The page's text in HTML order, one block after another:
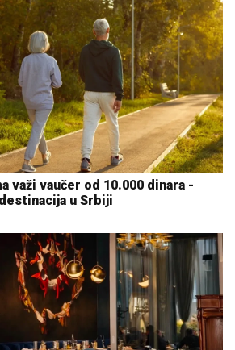
važi vaučer od 10.000 dinara -
u Srbiji